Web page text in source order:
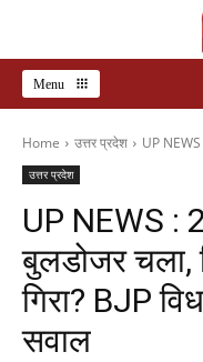
Menu
Home उत्तर प्रदेश UP NEWS
उत्तर प्रदेश
UP NEWS :
बुलडोजर चला,
गिरा? BJP
सवाल